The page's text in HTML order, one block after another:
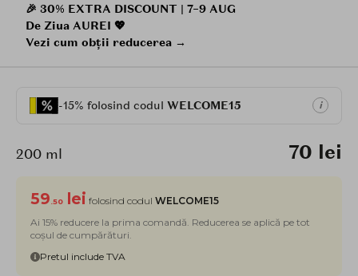
🎉 30% EXTRA DISCOUNT | 7–9 AUG
De Ziua AUREI 💖
Vezi cum obții reducerea →
-15% folosind codul WELCOME15 i
200 ml 70 lei
59 .50 lei folosind codul WELCOME15
Ai 15% reducere la prima comandă. Reducerea se aplică pe tot
coșul de cumpărături.
Pretul include TVA